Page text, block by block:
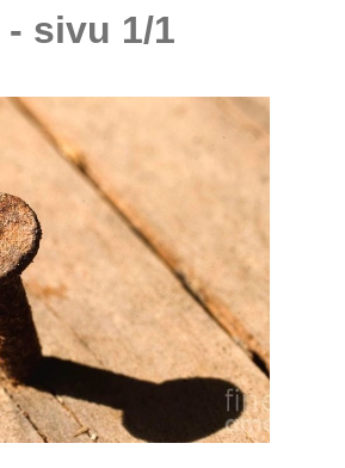
- sivu 1/1